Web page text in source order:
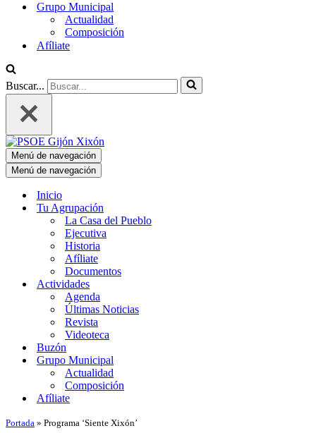
Grupo Municipal
Actualidad
Composición
Afíliate
Buscar...
Menú de navegación
Menú de navegación
Inicio
Tu Agrupación
La Casa del Pueblo
Ejecutiva
Historia
Afíliate
Documentos
Actividades
Agenda
Últimas Noticias
Revista
Videoteca
Buzón
Grupo Municipal
Actualidad
Composición
Afíliate
Portada » Programa ‘Siente Xixón’